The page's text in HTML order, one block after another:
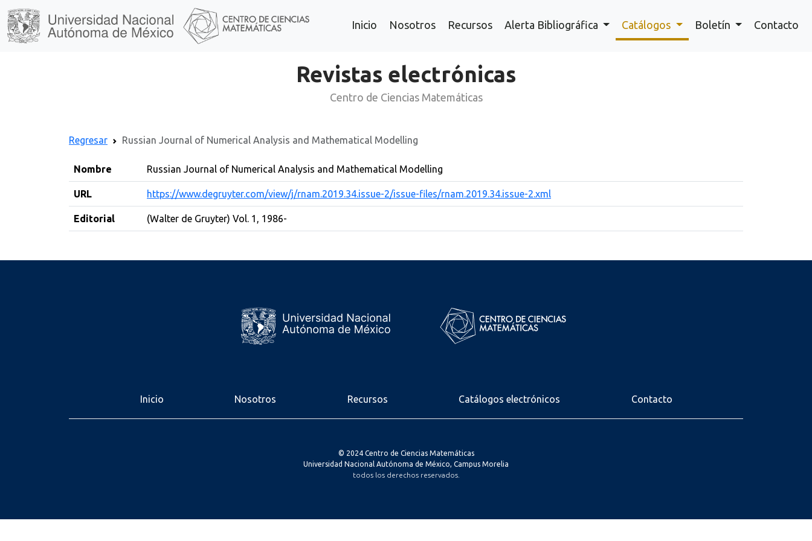
Inicio Nosotros Recursos Alerta Bibliográfica Catálogos Boletín Contacto
Revistas electrónicas
Centro de Ciencias Matemáticas
Regresar Russian Journal of Numerical Analysis and Mathematical Modelling
Nombre Russian Journal of Numerical Analysis and Mathematical Modelling
URL https://www.degruyter.com/view/j/rnam.2019.34.issue-2/issue-files/rnam.2019.34.issue-2.xml
Editorial (Walter de Gruyter) Vol. 1, 1986-
Inicio Nosotros Recursos Catálogos electrónicos Contacto
© 2024 Centro de Ciencias Matemáticas
Universidad Nacional Autónoma de México, Campus Morelia
todos los derechos reservados.